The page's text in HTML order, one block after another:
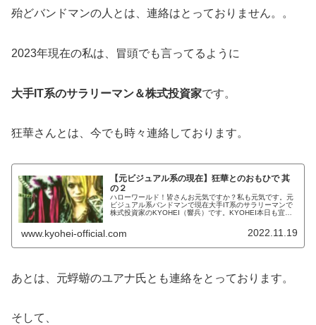
殆どバンドマンの人とは、連絡はとっておりません。。
2023年現在の私は、冒頭でも言ってるように
大手IT系のサラリーマン＆株式投資家です。
狂華さんとは、今でも時々連絡しております。
【元ビジュアル系の現在】狂華とのおもひで 其
の２
ハローワールド！皆さんお元気ですか？私も元気です。元
ビジュアル系バンドマンで現在大手IT系のサラリーマンで
株式投資家のKYOHEI（響兵）です。KYOHEI本日も宜し
www.kyohei-official.com 2022.11.19
あとは、元蜉蝣のユアナ氏とも連絡をとっております。
そして、